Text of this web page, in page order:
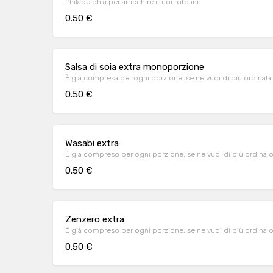
Philadelphia per arricchire i tuoi rotolini
0.50 €
Salsa di soia extra monoporzione
È già compresa per ogni porzione, se ne vuoi di più ordinala
0.50 €
Wasabi extra
È già compreso per ogni porzione, se ne vuoi di più
0.50 €
Zenzero extra
È già compreso per ogni porzione, se ne vuoi di più
0.50 €